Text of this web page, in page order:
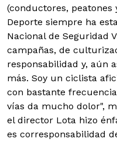
(conductores, peatones
Deporte siempre ha
Nacional de Seguridad
campañas, de
responsabilidad y, aún
más. Soy un ciclista
con bastante
vías da mucho dolor",
el director Lota hizo
es corresponsabilidad